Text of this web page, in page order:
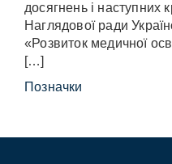
досягнень і наступних
Наглядової ради
«Розвиток медичної
[…]
Позначки